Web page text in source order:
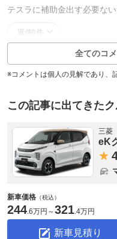
テスラに補助金出す必要ない
返信0件
全てのコ
※コメントは個人の見解であり、
この記事に出てきた
三菱
eK
新車価格 （税込）
244.6万円 ～321.4万円
新車見積り